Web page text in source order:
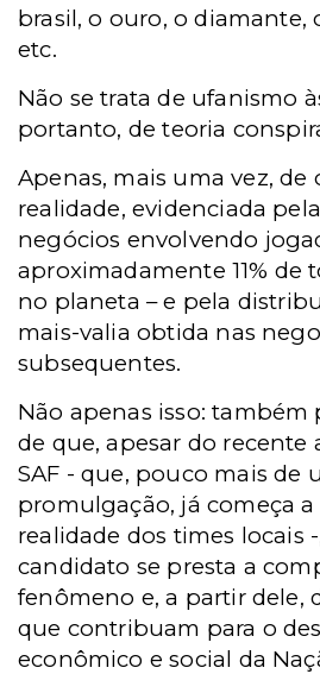
brasil, o ouro, o diamante,
etc.
Não se trata de ufanismo
portanto, de teoria
Apenas, mais uma vez, de
realidade, evidenciada
negócios envolvendo
aproximadamente 11% de
no planeta – e pela
mais-valia obtida nas
subsequentes.
Não apenas isso: também
de que, apesar do recente
SAF - que, pouco mais de
promulgação, já começa
realidade dos times locais
candidato se presta a
fenômeno e, a partir dele,
que contribuam para o
econômico e social da